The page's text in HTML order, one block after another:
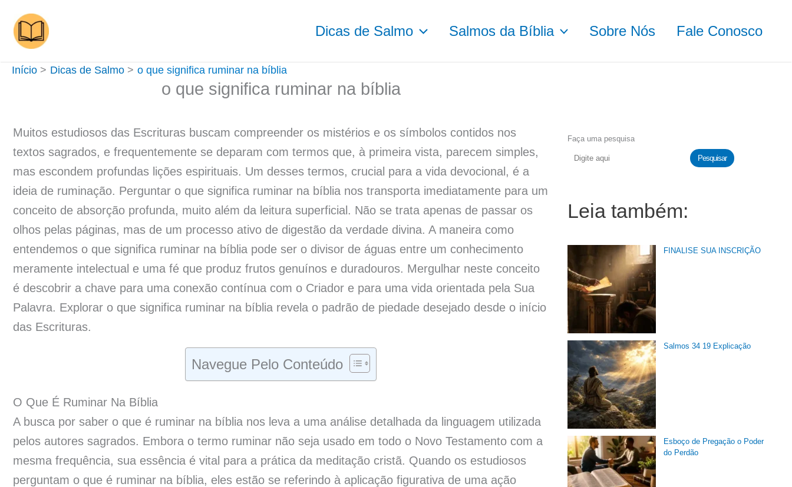
para
conteúdo
Dicas de Salmo Salmos da Bíblia Sobre Nós Fale Conosco
Início Dicas de Salmo o que significa ruminar na bíblia
o que significa ruminar na bíblia
Muitos estudiosos das Escrituras buscam compreender os mistérios e os símbolos contidos nos
textos sagrados, e frequentemente se deparam com termos que, à primeira vista, parecem simples,
mas escondem profundas lições espirituais. Um desses termos, crucial para a vida devocional, é a
ideia de ruminação. Perguntar o que significa ruminar na bíblia nos transporta imediatamente para um
conceito de absorção profunda, muito além da leitura superficial. Não se trata apenas de passar os
olhos pelas páginas, mas de um processo ativo de digestão da verdade divina. A maneira como
entendemos o que significa ruminar na bíblia pode ser o divisor de águas entre um conhecimento
meramente intelectual e uma fé que produz frutos genuínos e duradouros. Mergulhar neste conceito
é descobrir a chave para uma conexão contínua com o Criador e para uma vida orientada pela Sua
Palavra. Explorar o que significa ruminar na bíblia revela o padrão de piedade desejado desde o início
das Escrituras.
Navegue Pelo Conteúdo
O Que É Ruminar Na Bíblia
A busca por saber o que é ruminar na bíblia nos leva a uma análise detalhada da linguagem utilizada
pelos autores sagrados. Embora o termo ruminar não seja usado em todo o Novo Testamento com a
mesma frequência, sua essência é vital para a prática da meditação cristã. Quando os estudiosos
perguntam o que é ruminar na bíblia, eles estão se referindo à aplicação figurativa de uma ação
Faça uma pesquisa
Pesquisar
Leia também:
FINALISE SUA INSCRIÇÃO
Salmos 34 19 Explicação
Esboço de Pregação o Poder
do Perdão